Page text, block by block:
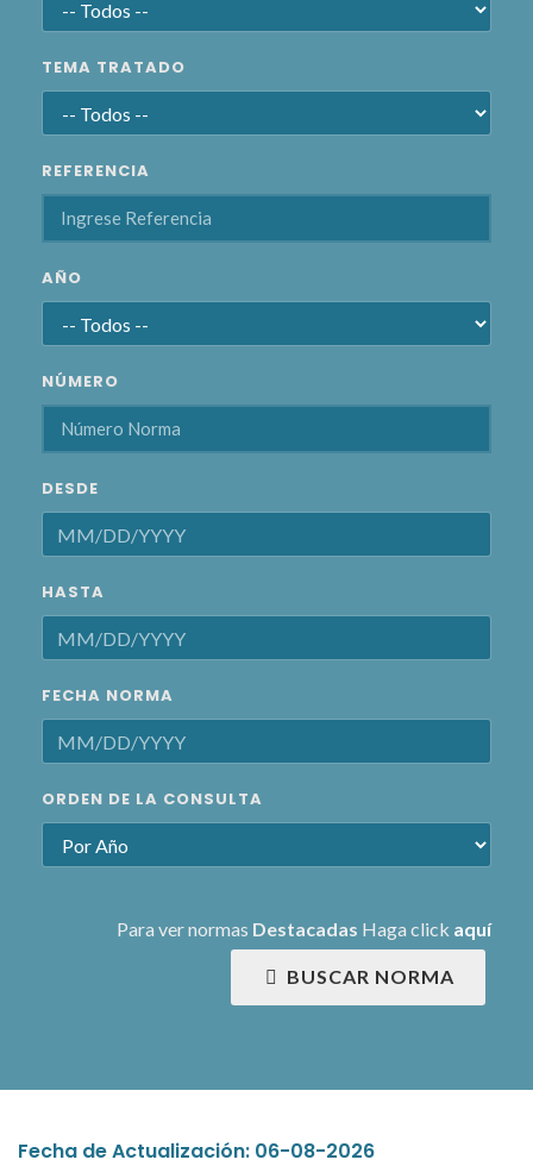
TEMA TRATADO
REFERENCIA
AÑO
NÚMERO
DESDE
HASTA
FECHA NORMA
ORDEN DE LA CONSULTA
Para ver normas Destacadas Haga click aquí
BUSCAR NORMA
Fecha de Actualización: 06-08-2026